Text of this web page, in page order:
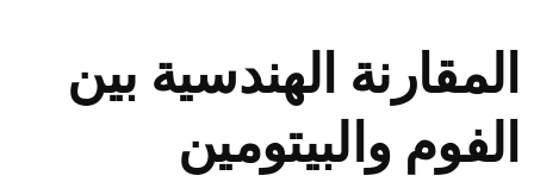
المقارنة الهندسية بين
الفوم والبيتومين